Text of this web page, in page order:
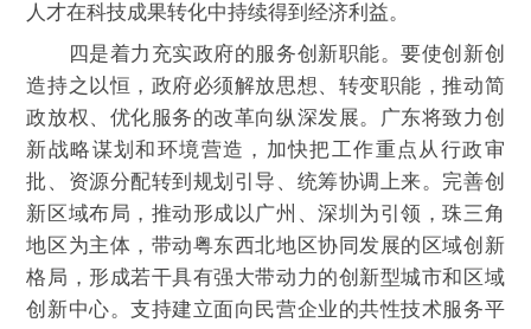
人才在科技成果转化中持续得到经济利益。
四是着力充实政府的服务创新职能。要使创新创
造持之以恒，政府必须解放思想、转变职能，推动简
政放权、优化服务的改革向纵深发展。广东将致力创
新战略谋划和环境营造，加快把工作重点从行政审
批、资源分配转到规划引导、统筹协调上来。完善创
新区域布局，推动形成以广州、深圳为引领，珠三角
地区为主体，带动粤东西北地区协同发展的区域创新
格局，形成若干具有强大带动力的创新型城市和区域
创新中心。支持建立面向民营企业的共性技术服务平